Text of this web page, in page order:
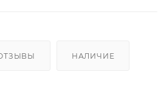
НАЛИЧИЕ